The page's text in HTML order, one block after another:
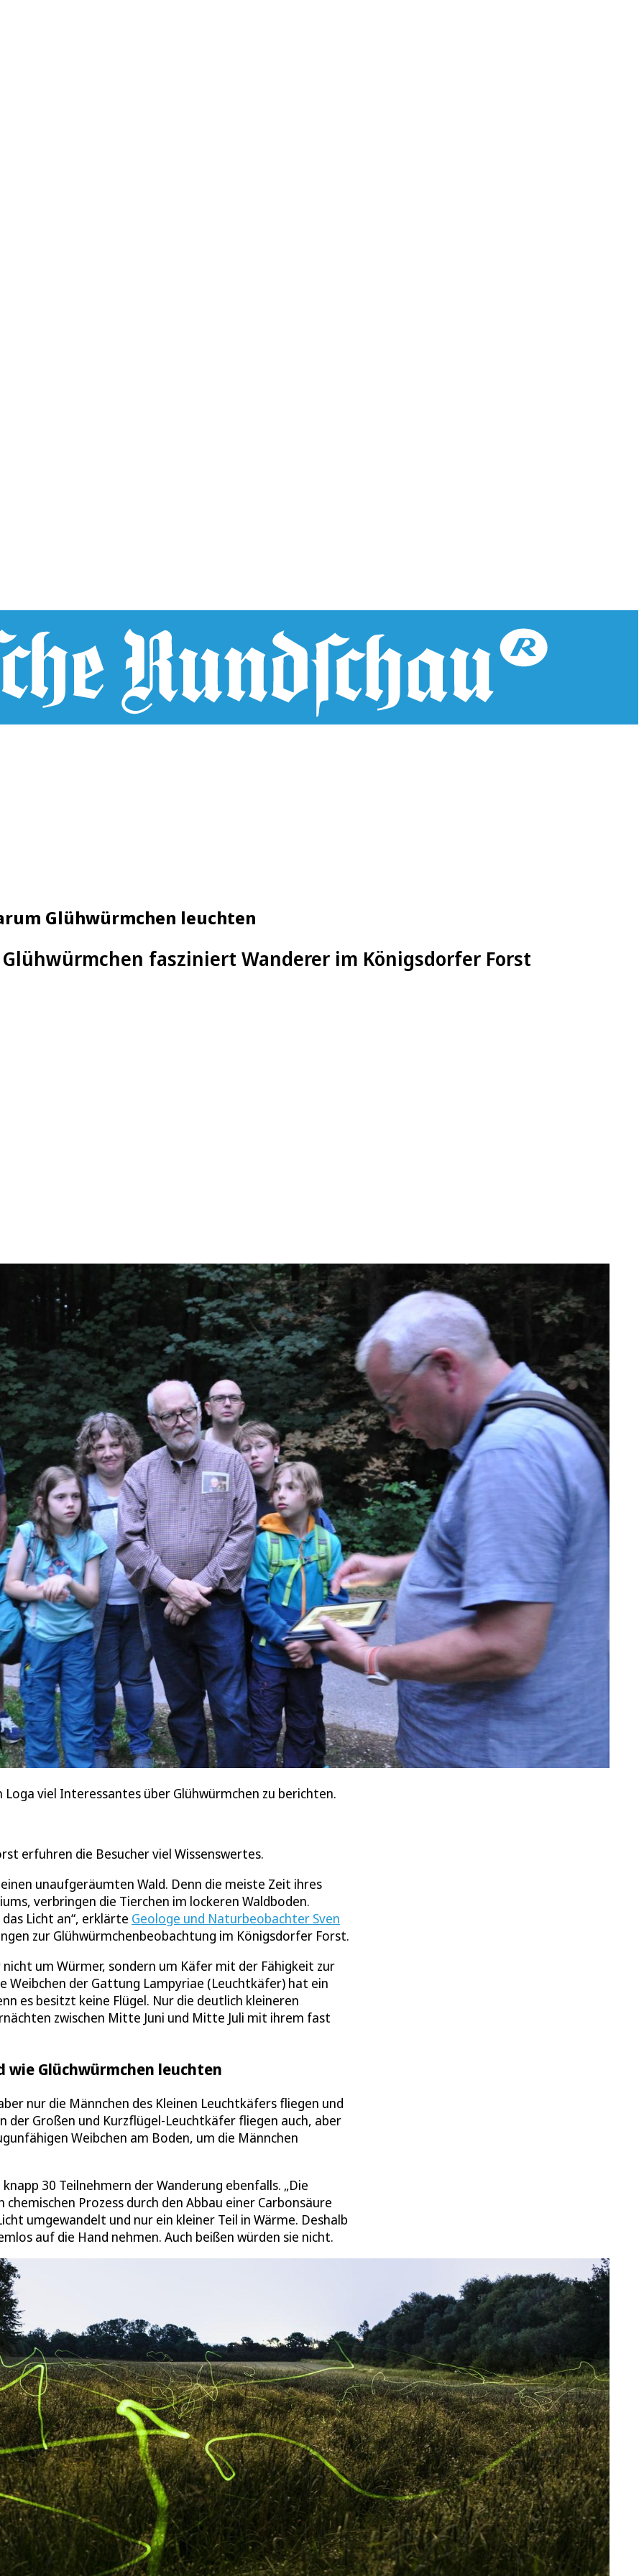
Glühwürmchen leuchten
fasziniert Wanderer im Königsdorfer Forst
viel Interessantes über Glühwürmchen zu berichten.
erfuhren die Besucher viel Wissenswertes.
unaufgeräumten Wald. Denn die meiste Zeit ihres
verbringen die Tierchen im lockeren Waldboden.
Licht an“, erklärte Geologe und Naturbeobachter Sven
zur Glühwürmchenbeobachtung im Königsdorfer Forst.
um Würmer, sondern um Käfer mit der Fähigkeit zur
Weibchen der Gattung Lampyriae (Leuchtkäfer) hat ein
es besitzt keine Flügel. Nur die deutlich kleineren
zwischen Mitte Juni und Mitte Juli mit ihrem fast
Glüchwürmchen leuchten
nur die Männchen des Kleinen Leuchtkäfers fliegen und
der Großen und Kurzflügel-Leuchtkäfer fliegen auch, aber
Weibchen am Boden, um die Männchen
30 Teilnehmern der Wanderung ebenfalls. „Die
Prozess durch den Abbau einer Carbonsäure
umgewandelt und nur ein kleiner Teil in Wärme. Deshalb
auf die Hand nehmen. Auch beißen würden sie nicht.